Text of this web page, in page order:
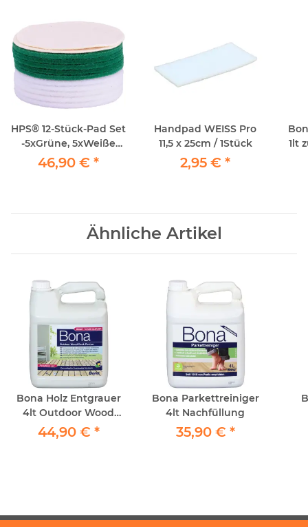
HPS® 12-Stück-Pad Set
-5xGrüne, 5xWeiße
Pads und
2xSchafwolle
46,90 € *
Handpad WEISS Pro
11,5 x 25cm / 1Stück
2,95 € *
1lt
Ähnliche Artikel
Bona Holz Entgrauer
4lt Outdoor Wood
Deck Reviver
44,90 € *
Bona Parkettreiniger
4lt Nachfüllung
35,90 € *